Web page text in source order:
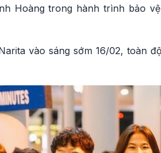
Hoàng trong hành trình bảo
vào sáng sớm 16/02, toàn